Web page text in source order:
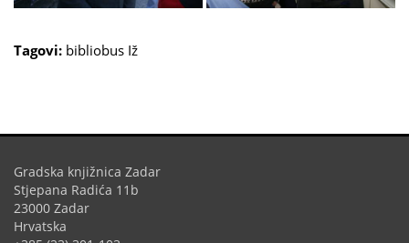
Tagovi: bibliobus Iž
Gradska knjižnica Zadar
Stjepana Radića 11b
23000 Zadar
Hrvatska